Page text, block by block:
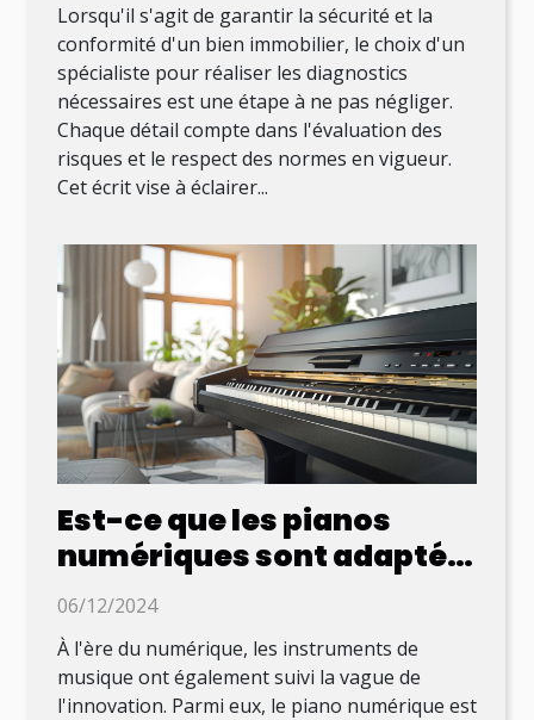
Lorsqu'il s'agit de garantir la sécurité et la
conformité d'un bien immobilier, le choix d'un
spécialiste pour réaliser les diagnostics
nécessaires est une étape à ne pas négliger.
Chaque détail compte dans l'évaluation des
risques et le respect des normes en vigueur.
Cet écrit vise à éclairer...
Est-ce que les pianos
numériques sont adaptés
aux débutants ?
06/12/2024
À l'ère du numérique, les instruments de
musique ont également suivi la vague de
l'innovation. Parmi eux, le piano numérique est